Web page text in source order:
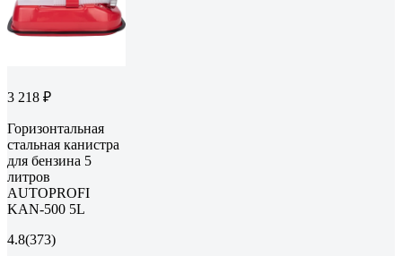
3 218 ₽
Горизонтальная
стальная канистра
для бензина 5
литров
AUTOPROFI
KAN-500 5L
4.8(373)